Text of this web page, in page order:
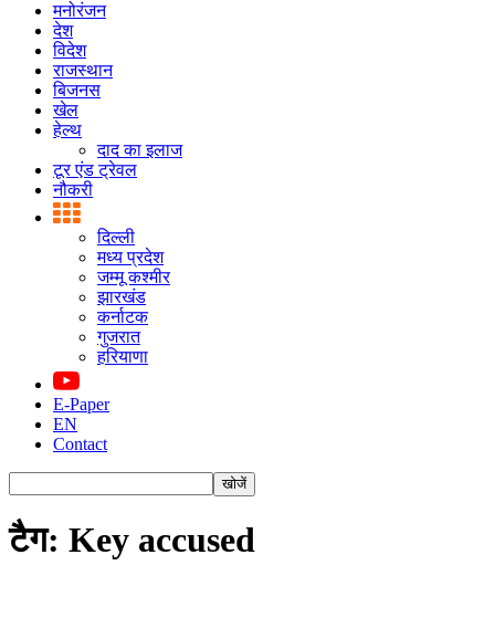
मनोरंजन
देश
विदेश
राजस्थान
बिजनस
खेल
हेल्थ
दाद का इलाज
टूर एंड ट्रेवल
नौकरी
दिल्ली
मध्य प्रदेश
जम्मू कश्मीर
झारखंड
कर्नाटक
गुजरात
हरियाणा
E-Paper
EN
Contact
टैग: Key accused